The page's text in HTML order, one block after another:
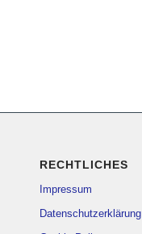
RECHTLICHES
Impressum
Datenschutzerklärung